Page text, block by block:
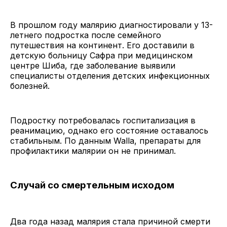
В прошлом году малярию диагностировали у 13-
летнего подростка после семейного
путешествия на континент. Его доставили в
детскую больницу Сафра при медицинском
центре Шиба, где заболевание выявили
специалисты отделения детских инфекционных
болезней.
Подростку потребовалась госпитализация в
реанимацию, однако его состояние оставалось
стабильным. По данным Walla, препараты для
профилактики малярии он не принимал.
Случай со смертельным исходом
Два года назад малярия стала причиной смерти